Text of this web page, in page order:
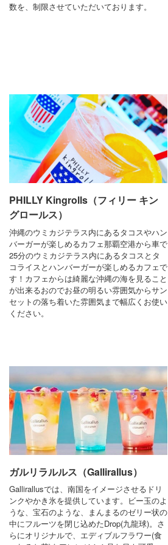
数を、制限させていただいております。
PHILLY Kingrolls（フィリー キン
グロールス）
沖縄のウミカジテラス内にあるタコスやハン
バーガーが楽しめるカフェ那覇空港から車で
25分のウミカジテラス内にあるタコスとタ
コライスとハンバーガーが楽しめるカフェで
す！カフェからは綺麗な沖縄の海を見ること
が出来るおのでお昼の明るい雰囲気からサン
セットの落ち着いた雰囲気まで幅広くお使い
ください。
ガルリラルルス（Gallirallus）
Gallirallusでは、南国をイメージさせるドリ
ンクやかき氷を提供しています。ビー玉のよ
うな、宝石のような、まんまるのゼリー状の
中にフルーツを閉じ込めたDrop(九龍球)。さ
らにオリジナルで、エディブルフラワー(食